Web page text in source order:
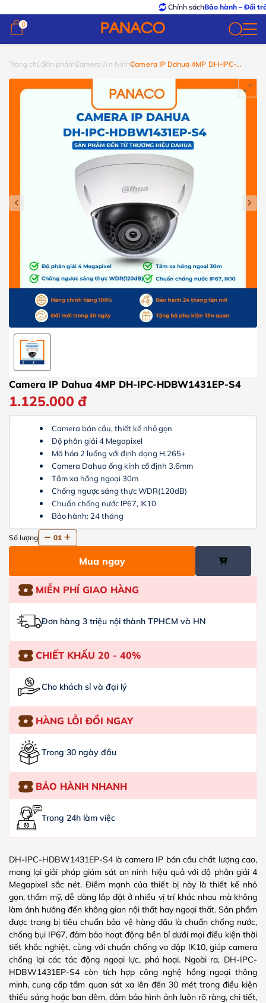
Chính sáchBảo hành – Đổi trảtốt nhất
0
0
Trang chủ Sản phẩmCamera An NinhCamera IP Dahua 4MP DH-IPC-
Camera IP Dahua 4MP DH-IPC-HDBW1431EP-S4
1.125.000 đ
Camera bán cầu, thiết kế nhỏ gọn
Độ phân giải 4 Megapixel
Mã hóa 2 luồng với định dạng H.265+
Camera Dahua ống kính cố định 3.6mm
Tầm xa hồng ngoại 30m
Chống ngược sáng thực WDR(120dB)
Chuẩn chống nước IP67, IK10
Bảo hành: 24 tháng
Số lượng 01
Mua ngay
MIỄN PHÍ GIAO HÀNG
Đơn hàng 3 triệu nội thành TPHCM và HN
CHIẾT KHẤU 20 - 40%
Cho khách sỉ và đại lý
HÀNG LỖI ĐỔI NGAY
Trong 30 ngày đầu
BẢO HÀNH NHANH
Trong 24h làm việc
DH-IPC-HDBW1431EP-S4 là camera IP bán cầu chất lượng cao,
mang lại giải pháp giám sát an ninh hiệu quả với độ phân giải 4
Megapixel sắc nét. Điểm mạnh của thiết bị này là thiết kế nhỏ
gọn, thẩm mỹ, dễ dàng lắp đặt ở nhiều vị trí khác nhau mà không
làm ảnh hưởng đến không gian nội thất hay ngoại thất. Sản phẩm
được trang bị tiêu chuẩn bảo vệ hàng đầu là chuẩn chống nước,
chống bụi IP67, đảm bảo hoạt động bền bỉ dưới mọi điều kiện thời
tiết khắc nghiệt, cùng với chuẩn chống va đập IK10, giúp camera
chống lại các tác động ngoại lực, phá hoại. Ngoài ra, DH-IPC-
HDBW1431EP-S4 còn tích hợp công nghệ hồng ngoại thông
minh, cung cấp tầm quan sát xa lên đến 30 mét trong điều kiện
thiếu sáng hoặc ban đêm, đảm bảo hình ảnh luôn rõ ràng, chi tiết,